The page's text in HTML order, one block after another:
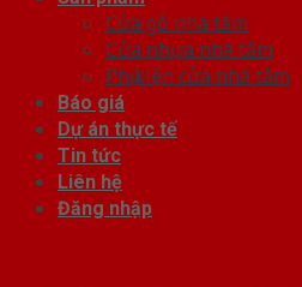
Cửa gỗ nhà tắm
Cửa nhựa nhà tắm
Phụ kiện cửa nhà tắm
Báo giá
Dự án thực tế
Tin tức
Liên hệ
Đăng nhập